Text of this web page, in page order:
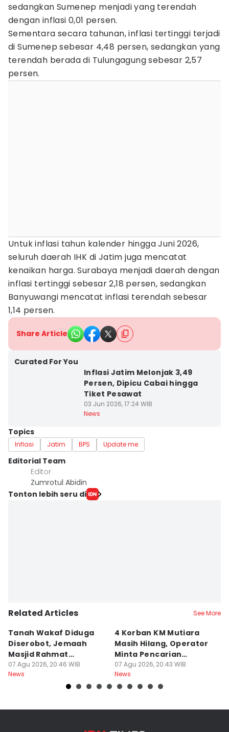
sedangkan Sumenep menjadi yang terendah
dengan inflasi 0,01 persen.
Sementara secara tahunan, inflasi tertinggi terjadi
di Sumenep sebesar 4,48 persen, sedangkan yang
terendah berada di Tulungagung sebesar 2,57
persen.
Untuk inflasi tahun kalender hingga Juni 2026,
seluruh daerah IHK di Jatim juga mencatat
kenaikan harga. Surabaya menjadi daerah dengan
inflasi tertinggi sebesar 2,18 persen, sedangkan
Banyuwangi mencatat inflasi terendah sebesar
1,14 persen.
Share Article
Curated For You
Inflasi Jatim Melonjak 3,49
Persen, Dipicu Cabai hingga
Tiket Pesawat
03 Jun 2026, 17:24 WIB
News
Topics
Inflasi Jatim BPS Update me
Editorial Team
Editor
Zumrotul Abidin
Tonton lebih seru di
Related Articles See More
Tanah Wakaf Diduga
Diserobot, Jemaah
Masjid Rahmat
Surabaya Protes
07 Agu 2026, 20:46 WIB
News
4 Korban KM Mutiara
Masih Hilang, Operator
Minta Pencarian
Dilanjut
07 Agu 2026, 20:43 WIB
News